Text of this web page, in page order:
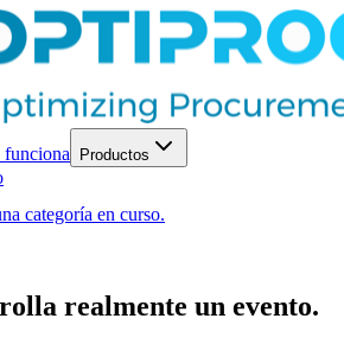
funciona Productos
categoría en curso.
realmente un evento.